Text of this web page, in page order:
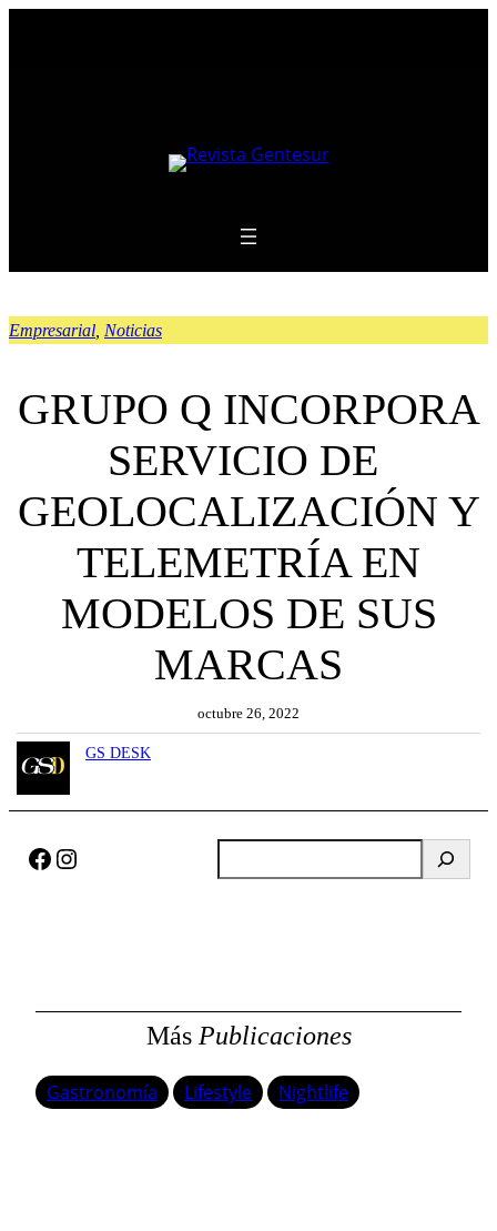
Empresarial Noticias
GRUPO Q INCORPORA
SERVICIO DE ​​
GEOLOCALIZACIÓN Y
TELEMETRÍA EN
MODELOS DE SUS
MARCAS
octubre 26, 2022
GS DESK
Facebook Instagram
u
MásPublicaciones
Gastronomía Lifestyle Nightlife